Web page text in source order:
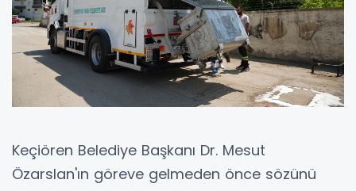
Keçiören Belediye Başkanı Dr. Mesut
Özarslan'ın göreve gelmeden önce sözünü